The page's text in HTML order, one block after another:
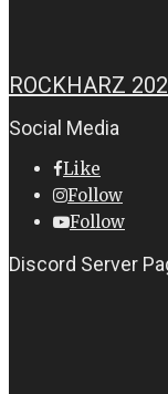
ROCKHARZ
Social Media
Like
Follow
Follow
Discord Server